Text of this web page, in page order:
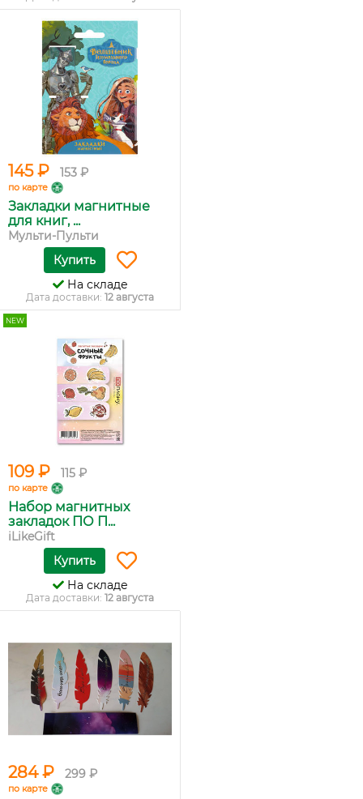
145 ₽ 153 ₽
по карте
Закладки магнитные
для книг, ...
Мульти-Пульти
Купить
На складе
Дата доставки: 12 августа
NEW
109 ₽ 115 ₽
по карте
Набор магнитных
закладок ПО П...
iLikeGift
Купить
На складе
Дата доставки: 12 августа
284 ₽ 299 ₽
по карте